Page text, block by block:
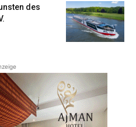
des